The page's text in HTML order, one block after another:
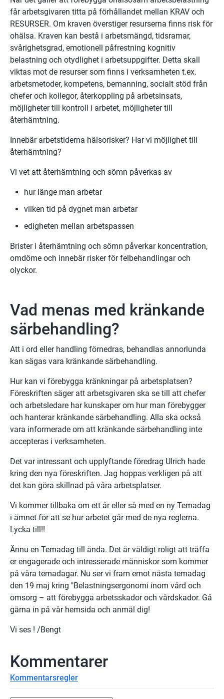
får arbetsgivaren titta på förhållandet mellan KRAV och
RESURSER. Om kraven överstiger resurserna finns risk för
ohälsa. Kraven kan bestå i arbetsmängd, tidsramar,
svårighetsgrad, emotionell påfrestning kognitiv
belastning och otydlighet i arbetsuppgifter. Detta skall
viktas mot de resurser som finns i verksamheten t.ex.
arbetsmetoder, kompetens, bemanning, socialt stöd från
chefer och kollegor, återkoppling på arbetsinsats,
möjligheter till kontroll i arbetet, möjligheter till
återhämtning.
Innebär arbetstiderna hälsorisker? Har vi möjlighet till
återhämtning?
Vi vet att återhämtning och sömn påverkas av
hur länge man arbetar
vilken tid på dygnet man arbetar
edigheten mellan arbetspassen
Brister i återhämtning och sömn påverkar koncentration,
omdöme och innebär risker för felbehandlingar och
olyckor.
Vad menas med kränkande
särbehandling?
Att i ord eller handling förnedras, behandlas annorlunda
kan sägas vara kränkande särbehandling.
Hur kan vi förebygga kränkningar på arbetsplatsen?
Föreskriften säger att arbetsgivaren ska se till att chefer
och arbetsledare har kunskaper om hur man förebygger
och hanterar kränkande särbehandling. Alla ska också
vara informerade om att kränkande särbehandling inte
accepteras i verksamheten.
Det var intressant och upplyftande föredrag Ulrich hade
kring den nya föreskriften. Jag hoppas verkligen på att
det kan göra skillnad på våra arbetsplatser.
Vi kommer tillbaka om ett år eller så med en ny Temadag
i ämnet för att se hur arbetet går med de nya reglerna.
Lycka till!!
Ännu en Temadag till ända. Det är väldigt roligt att träffa
er engagerade och intresserade människor som kommer
på våra temadagar. Nu ser vi fram emot nästa temadag
den 19 maj kring "Belastningsergonomi inom vård och
omsorg – att förebygga arbetsskador och vårdskador. Gå
gärna in på vår hemsida och anmäl dig!
Vi ses ! /Bengt
Kommentarsregler
Kommentarer